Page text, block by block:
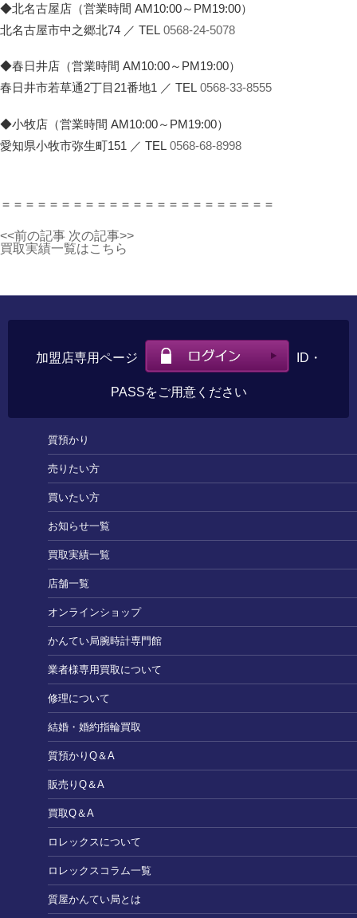
◆北名古屋店（営業時間 AM10:00～PM19:00）
北名古屋市中之郷北74 ／ TEL 0568-24-5078
◆春日井店（営業時間 AM10:00～PM19:00）
春日井市若草通2丁目21番地1 ／ TEL 0568-33-8555
◆小牧店（営業時間 AM10:00～PM19:00）
愛知県小牧市弥生町151 ／ TEL 0568-68-8998
＝＝＝＝＝＝＝＝＝＝＝＝＝＝＝＝＝＝＝＝＝＝＝
<<前の記事 次の記事>>
買取実績一覧はこちら
加盟店専用ページ ID・
PASSをご用意ください
質預かり
売りたい方
買いたい方
お知らせ一覧
買取実績一覧
店舗一覧
オンラインショップ
かんてい局腕時計専門館
業者様専用買取について
修理について
結婚・婚約指輪買取
質預かりQ＆A
販売りQ＆A
買取Q＆A
ロレックスについて
ロレックスコラム一覧
質屋かんてい局とは